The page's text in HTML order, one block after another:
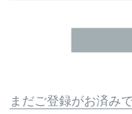
まだご登録がお済み